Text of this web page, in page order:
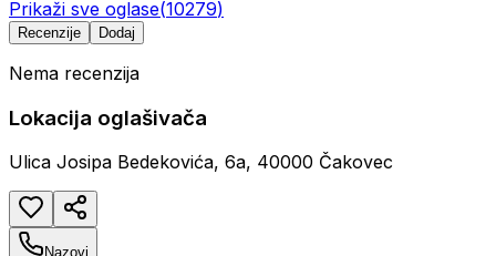
Prikaži sve oglase(10279)
Recenzije Dodaj
Nema recenzija
Lokacija oglašivača
Ulica Josipa Bedekovića, 6a, 40000 Čakovec
Nazovi